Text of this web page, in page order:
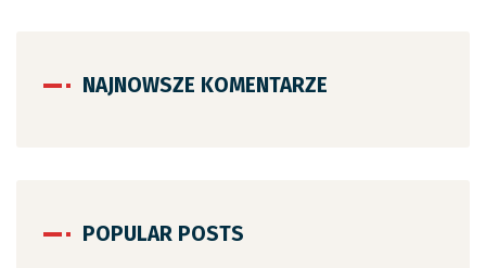
NAJNOWSZE KOMENTARZE
POPULAR POSTS